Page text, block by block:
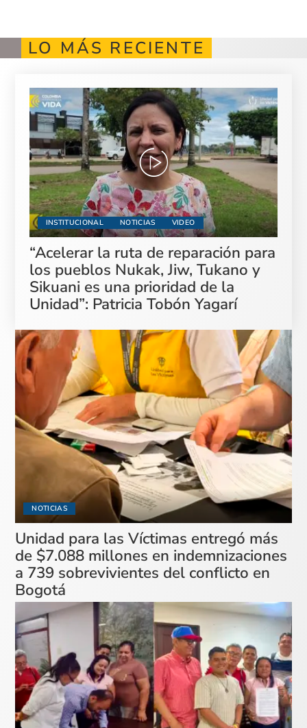
LO MÁS RECIENTE
INSTITUCIONAL NOTICIAS VIDEO
“Acelerar la ruta de reparación para
los pueblos Nukak, Jiw, Tukano y
Sikuani es una prioridad de la
Unidad”: Patricia Tobón Yagarí
NOTICIAS
Unidad para las Víctimas entregó más
de $7.088 millones en indemnizaciones
a 739 sobrevivientes del conflicto en
Bogotá